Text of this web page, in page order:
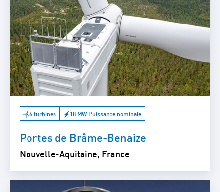
6 turbines 18 MW Puissance nominale
Portes de Brâme-Benaize
Nouvelle-Aquitaine, France